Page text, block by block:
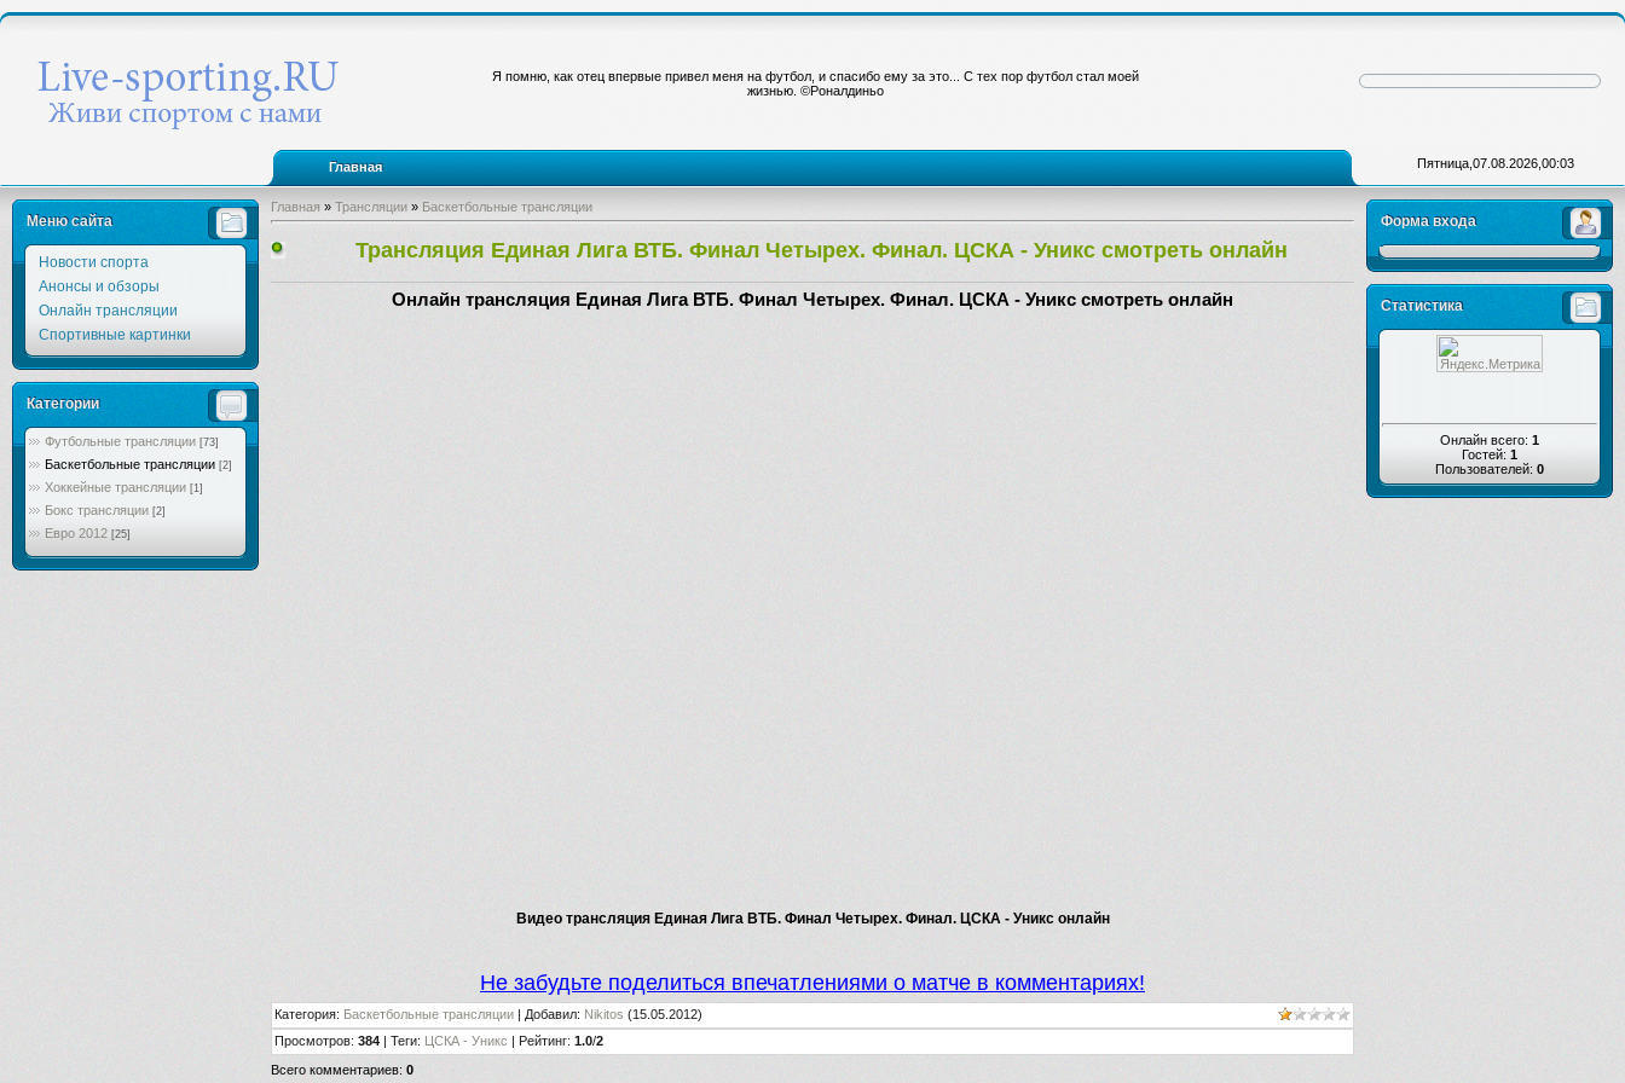
Я помню, как отец впервые привел меня на футбол, и спасибо ему за это... С тех пор футбол стал моей
жизнью. ©Роналдиньо
Главная Пятница,07.08.2026,00:03
Меню сайта
Новости спорта
Анонсы и обзоры
Онлайн трансляции
Спортивные картинки
Категории
Футбольные трансляции [73]
Баскетбольные трансляции [2]
Хоккейные трансляции [1]
Бокс трансляции [2]
Евро 2012 [25]
Главная » Трансляции » Баскетбольные трансляции
Трансляция Единая Лига ВТБ. Финал Четырех. Финал. ЦСКА - Уникс смотреть онлайн
Онлайн трансляция Единая Лига ВТБ. Финал Четырех. Финал. ЦСКА - Уникс смотреть онлайн
Видео трансляция Единая Лига ВТБ. Финал Четырех. Финал. ЦСКА - Уникс онлайн
Не забудьте поделиться впечатлениями о матче в комментариях!
Категория: Баскетбольные трансляции Добавил: Nikitos (15.05.2012)
Просмотров: 384 Теги: ЦСКА - Уникс Рейтинг: 1.0/2
Всего комментариев: 0
Форма входа
Статистика
Онлайн всего: 1
Гостей: 1
Пользователей: 0